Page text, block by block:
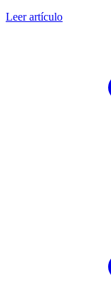
Leer artículo